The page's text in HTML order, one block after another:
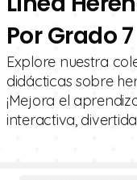
Por Grado 7
Explore nuestra
didácticas sobre
¡Mejora el
interactiva,